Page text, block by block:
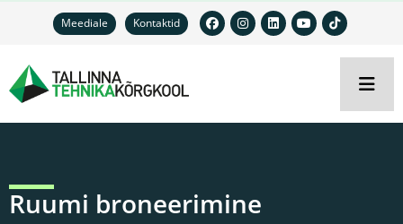
Meediale Kontaktid
Ruumi broneerimine